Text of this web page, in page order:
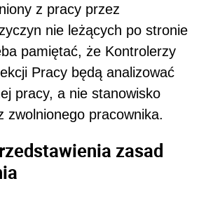
z pracy przez
nie leżących po stronie
pamiętać, że Kontrolerzy
Pracy będą analizować
pracy, a nie stanowisko
zwolnionego pracownika.
zasad